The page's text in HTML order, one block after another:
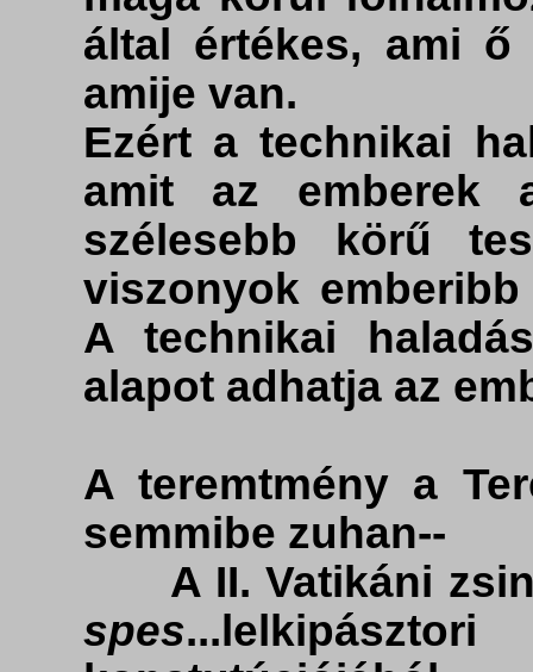
által értékes, ami ő
amije van.
Ezért a technikai
amit az emberek
szélesebb körű
viszonyok
A technikai
alapot adhatja az
A teremtmény a
semmibe zuhan--
A II. Vatikáni
spes...lelkipásztori